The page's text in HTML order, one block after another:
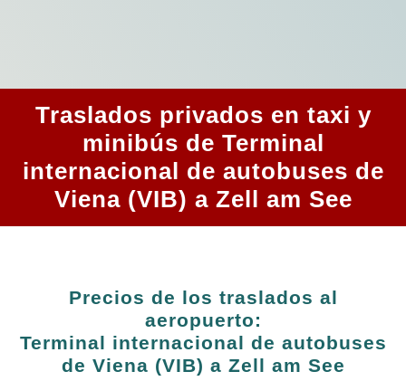
Traslados privados en taxi y
minibús de Terminal
internacional de autobuses de
Viena (VIB) a Zell am See
Precios de los traslados al
aeropuerto:
Terminal internacional de autobuses
de Viena (VIB) a Zell am See